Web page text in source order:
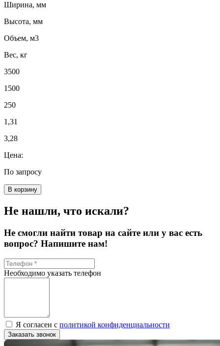
Ширина, мм
Высота, мм
Объем, м3
Вес, кг
3500
1500
250
1,31
3,28
Цена:
По запросу
В корзину
Не нашли, что искали?
Не смогли найти товар на сайте или у вас есть
вопрос? Напишите нам!
Необходимо указать телефон
Я согласен с политикой конфиденциальности
Заказать звонок